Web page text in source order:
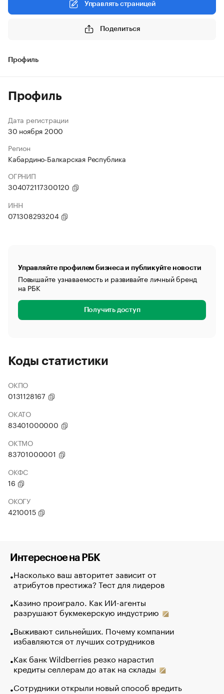
Управлять страницей
Поделиться
Профиль
Профиль
Дата регистрации
30 ноября 2000
Регион
Кабардино-Балкарская Республика
ОГРНИП
304072117300120
ИНН
071308293204
Управляйте профилем бизнеса и публикуйте новости
Повышайте узнаваемость и развивайте личный бренд
на РБК
Получить доступ
Коды статистики
ОКПО
0131128167
ОКАТО
83401000000
ОКТМО
83701000001
ОКФС
16
ОКОГУ
4210015
Интересное на РБК
Насколько ваш авторитет зависит от
атрибутов престижа? Тест для лидеров
Казино проиграло. Как ИИ-агенты
разрушают букмекерскую индустрию
Выживают сильнейших. Почему компании
избавляются от лучших сотрудников
Как банк Wildberries резко нарастил
кредиты селлерам до атак на склады
Сотрудники открыли новый способ вредить